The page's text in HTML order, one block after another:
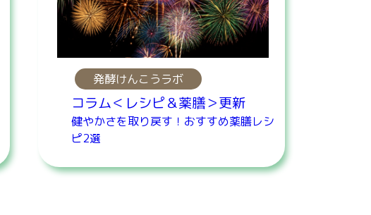
発酵けんこうラボ
コラム＜レシピ＆薬膳＞更新
健やかさを取り戻す！おすすめ薬膳レシ
ピ2選